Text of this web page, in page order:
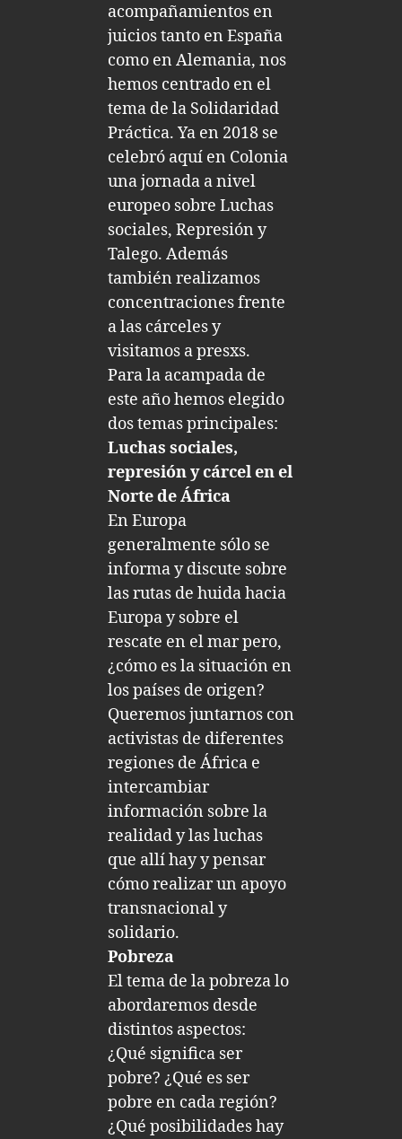
acompañamientos en
juicios tanto en España
como en Alemania, nos
hemos centrado en el
tema de la Solidaridad
Práctica. Ya en 2018 se
celebró aquí en Colonia
una jornada a nivel
europeo sobre Luchas
sociales, Represión y
Talego. Además
también realizamos
concentraciones frente
a las cárceles y
visitamos a presxs.
Para la acampada de
este año hemos elegido
dos temas principales:
Luchas sociales,
represión y cárcel en el
Norte de África
En Europa
generalmente sólo se
informa y discute sobre
las rutas de huida hacia
Europa y sobre el
rescate en el mar pero,
¿cómo es la situación en
los países de origen?
Queremos juntarnos con
activistas de diferentes
regiones de África e
intercambiar
información sobre la
realidad y las luchas
que allí hay y pensar
cómo realizar un apoyo
transnacional y
solidario.
Pobreza
El tema de la pobreza lo
abordaremos desde
distintos aspectos:
¿Qué significa ser
pobre? ¿Qué es ser
pobre en cada región?
¿Qué posibilidades hay